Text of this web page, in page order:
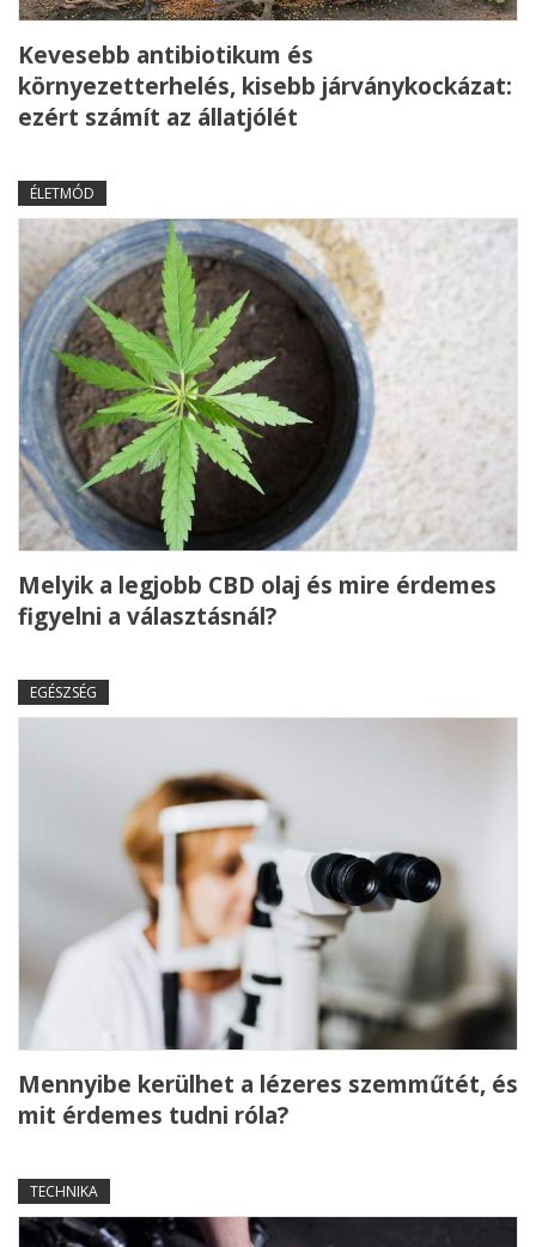
Kevesebb antibiotikum és
környezetterhelés, kisebb járványkockázat:
ezért számít az állatjólét
ÉLETMÓD
Melyik a legjobb CBD olaj és mire érdemes
figyelni a választásnál?
EGÉSZSÉG
Mennyibe kerülhet a lézeres szemműtét, és
mit érdemes tudni róla?
TECHNIKA